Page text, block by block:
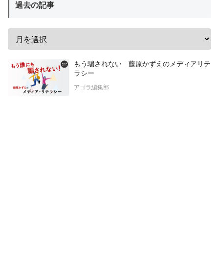
過去の記事
もう騙されない 藤原かずえのメディアリテ
ラシー
アゴラ編集部